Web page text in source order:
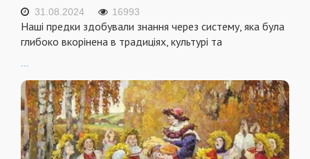
31.08.2024 16993
Наші предки здобували знання через систему, яка була
глибоко вкорінена в традиціях, культурі та
...